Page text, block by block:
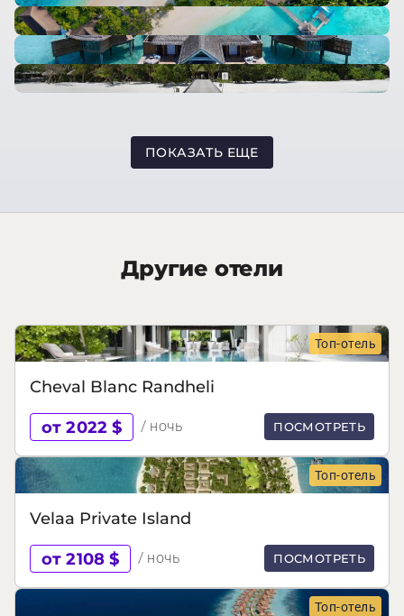
ПОКАЗАТЬ ЕЩЕ
Другие отели
Топ-отель
Cheval Blanc Randheli
от 2022 $ / ночь ПОСМОТРЕТЬ
Топ-отель
Velaa Private Island
от 2108 $ / ночь ПОСМОТРЕТЬ
Топ-отель